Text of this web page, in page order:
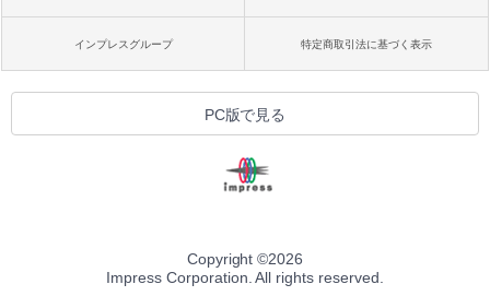
インプレスグループ 特定商取引法に基づく表示
PC版で見る
Copyright ©2026
Impress Corporation. All rights reserved.